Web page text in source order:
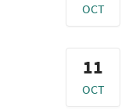
OCT
11
OCT